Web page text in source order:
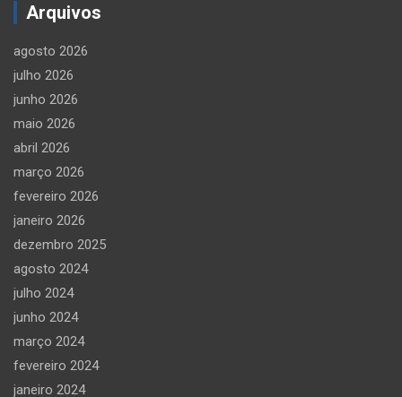
Arquivos
agosto 2026
julho 2026
junho 2026
maio 2026
abril 2026
março 2026
fevereiro 2026
janeiro 2026
dezembro 2025
agosto 2024
julho 2024
junho 2024
março 2024
fevereiro 2024
janeiro 2024